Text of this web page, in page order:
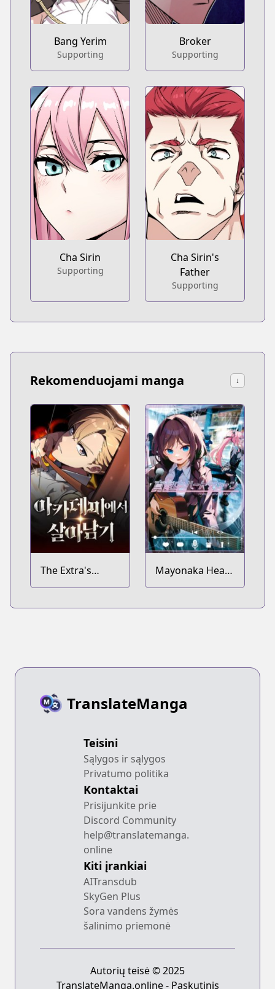
Bang Yerim
Supporting
Broker
Supporting
Cha Sirin
Supporting
Cha Sirin's
Father
Supporting
Rekomenduojami manga ↓
The Extra's
Academy
Mayonaka Heart
Tune
TranslateManga
Teisini
Sąlygos ir sąlygos
Privatumo politika
Kontaktai
Prisijunkite prie
Discord Community
help@translatemanga.
online
Kiti įrankiai
AITransdub
SkyGen Plus
Sora vandens žymės
šalinimo priemonė
Autorių teisė © 2025
TranslateManga.online - Paskutinis